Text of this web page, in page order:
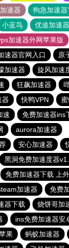
速器
狗急加速器
小蓝鸟 优途加速
加速器外网苹果版
速器官网入口
原
加速器 旋风加速
狂飙加速器
器 快鸭VPN
速
免费加速器ins
aurora加速器
安心加速器
黑洞免费加速度器
免费加速器下载 上
加速器
免费
器下载
烧饼哥加
ins免费加速器安
果
蚂蚁加速器